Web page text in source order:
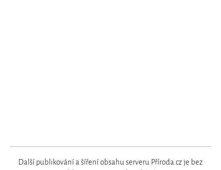
Další publikování a šíření obsahu serveru Příroda.cz je bez